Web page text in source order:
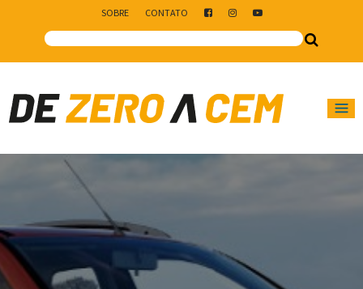
SOBRE CONTATO
Main Navigation